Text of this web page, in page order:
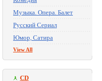
Музыка. Опера. Балет
Русский Сериал
Юмор, Сатира
View All
CD